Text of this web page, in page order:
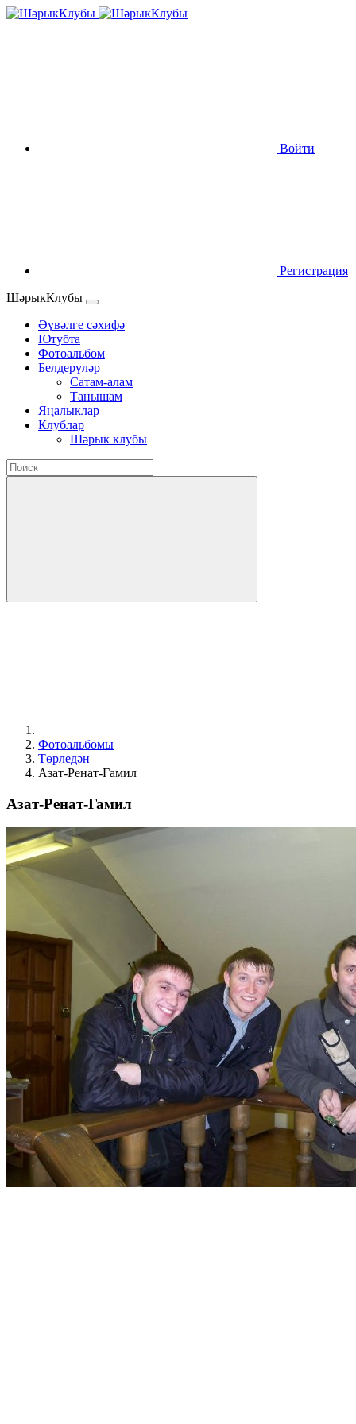
Войти
Регистрация
ШәрыкКлубы
Әүвәлге сәхифә
Ютубта
Фотоальбом
Белдерүләр
Сатам-алам
Танышам
Яңалыклар
Клублар
Шәрык клубы
Фотоальбомы
Төрледән
Азат-Ренат-Гамил
Азат-Ренат-Гамил